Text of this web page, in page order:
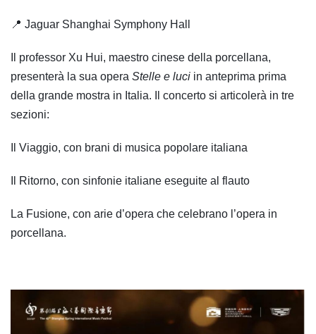
📍 Jaguar Shanghai Symphony Hall
Il professor Xu Hui, maestro cinese della porcellana,
presenterà la sua opera Stelle e luci in anteprima prima
della grande mostra in Italia. Il concerto si articolerà in tre
sezioni:
Il Viaggio, con brani di musica popolare italiana
Il Ritorno, con sinfonie italiane eseguite al flauto
La Fusione, con arie d’opera che celebrano l’opera in
porcellana.